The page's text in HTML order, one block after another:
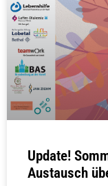
Update!
Austausch